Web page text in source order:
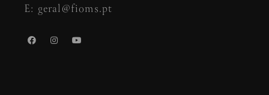
E: geral@fioms.pt